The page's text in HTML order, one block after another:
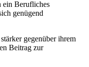
ein Berufliches
genügend
gegenüber ihrem
Beitrag zur